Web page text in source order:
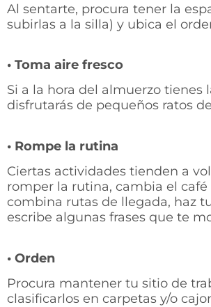
Al sentarte, procura tener la
subirlas a la silla) y ubica el
• Toma aire fresco
Si a la hora del almuerzo
disfrutarás de pequeños ratos
• Rompe la rutina
Ciertas actividades tienden a
romper la rutina, cambia el
combina rutas de llegada, haz
escribe algunas frases que te
• Orden
Procura mantener tu sitio de
clasificarlos en carpetas y/o